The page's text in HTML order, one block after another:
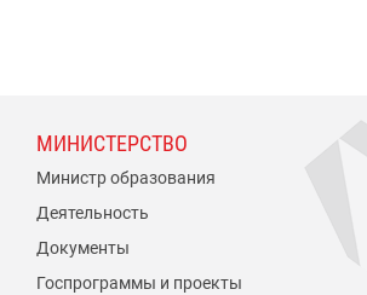
МИНИСТЕРСТВО
Министр образования
Деятельность
Документы
Госпрограммы и проекты